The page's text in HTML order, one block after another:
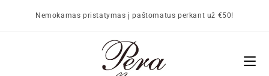
Nemokamas pristatymas į paštomatus perkant už €50!